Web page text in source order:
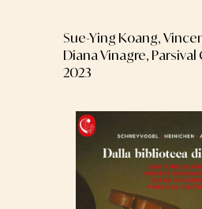
Sue-Ying Koang,
Diana Vinagre, Parsival
2023